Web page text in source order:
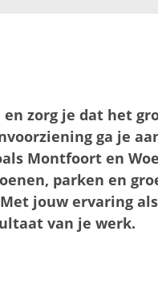
zorg je dat het
ga je
Montfoort en
parken en
jouw ervaring
van je werk.